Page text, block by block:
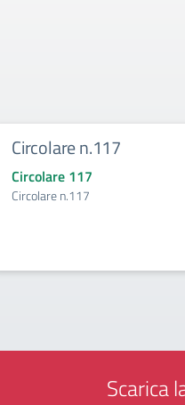
Circolare n.117
Circolare 117
Circolare n.117
Scarica